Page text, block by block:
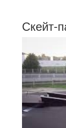
Скейт-